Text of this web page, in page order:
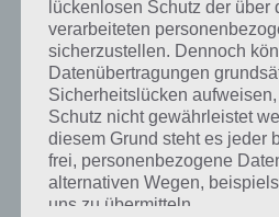
EA[/caption] Dieser Artikel ist
um die Funktionweise des
Springfield zu verstehen. In…
lückenlosen Schutz der über
verarbeiteten
sicherzustellen. Dennoch
Datenübertragungen
Sicherheitslücken
Schutz nicht gewährleistet
diesem Grund steht es jeder
frei, personenbezogene
alternativen Wegen,
uns zu übermitteln.